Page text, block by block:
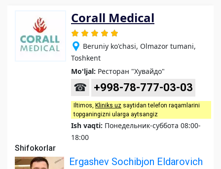
Corall Medical
Beruniy ko'chasi, Olmazor tumani,
Toshkent
Mo'ljal: Ресторан "Хувайдо"
☎ +998-78-777-03-03
Iltimos, Kliniks uz saytidan telefon raqamlarini
topganingizni ularga aytsangiz
Ish vaqti: Понедельник-суббота 08:00-
18:00
Shifokorlar
Ergashev Sochibjon Eldarovich